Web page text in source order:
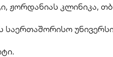
ჟორდანიას კლინიკა,
საერთაშორისო